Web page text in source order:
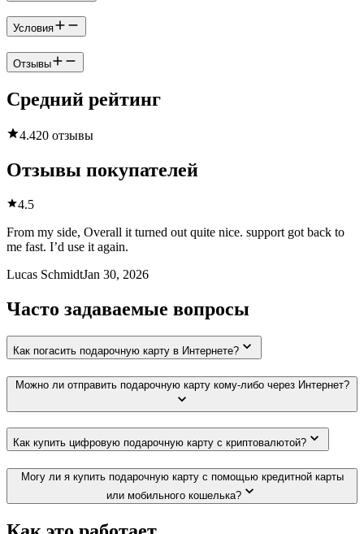
Условия
Отзывы
Средний рейтинг
4.420 отзывы
Отзывы покупателей
4.5
From my side, Overall it turned out quite nice. support got back to
me fast. I’d use it again.
Lucas SchmidtJan 30, 2026
Часто задаваемые вопросы
Как погасить подарочную карту в Интернете?
Можно ли отправить подарочную карту кому-либо через Интернет?
Как купить цифровую подарочную карту с криптовалютой?
Могу ли я купить подарочную карту с помощью кредитной карты
или мобильного кошелька?